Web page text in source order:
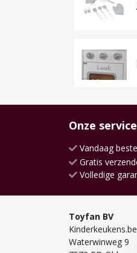
Onze
Vandaag
Gratis
Volledige
Toyfan BV
Kinderkeukens.be
Waterwinweg 9